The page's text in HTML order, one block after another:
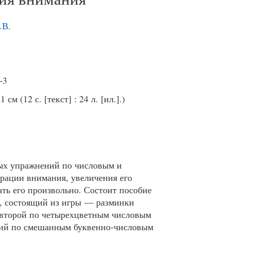
см (12 с. [текст] : 24 л. [ил.].)
упражнений по числовым и
внимания, увеличения его
его произвольно. Состоит пособие
состоящий из игры — разминки
по четырехцветным числовым
по смешанным буквенно-числовым